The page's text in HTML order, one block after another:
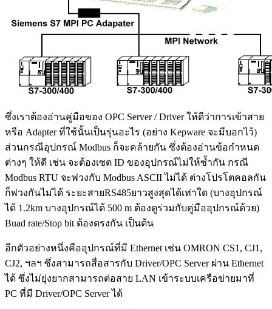
ซึ่งเราต้องอ่านคู่มือของ OPC Server / Driver ให้ดีว่าการเข้าสาย
หรือ Adapter ที่ใช้นั้นเป็นรุ่นอะไร (อย่าง Kepware จะมีบอกไว้)
ส่วนกรณีอุปกรณ์ Modbus ก็จะคล้ายกัน ซึ่งต้องอ่านข้อกำหนด
ต่างๆ ให้ดี เช่น จะต้องเซต ID ของอุปกรณ์ไม่ให้ซ้ำกัน กรณี
Modbus RTU จะพ่วงกับ Modbus ASCII ไม่ได้ ต่างโปรโตคอลกัน
ก็พ่วงกันไม่ได้ ระยะสายRS485ยาวสูงสุดได้เท่าใด (บางอุปกรณ์
ได้ 1.2km บางอุปกรณ์ได้ 500 m ต้องดูร่วมกับคู่มืออุปกรณ์ด้วย)
Buad rate/Stop bit ต้องตรงกัน เป็นต้น
อีกตัวอย่างหนึ่งคืออุปกรณ์ที่มี Ethernet เช่น OMRON CS1, CJ1,
CJ2, ฯลฯ ซึ่งสามารถสื่อสารกับ Driver/OPC Server ผ่าน Ethernet
ได้ ซึ่งไม่ยุ่งยากสามารถต่อสาย LAN เข้าระบบเครือข่ายมาที่
PC ที่มี Driver/OPC Server ได้